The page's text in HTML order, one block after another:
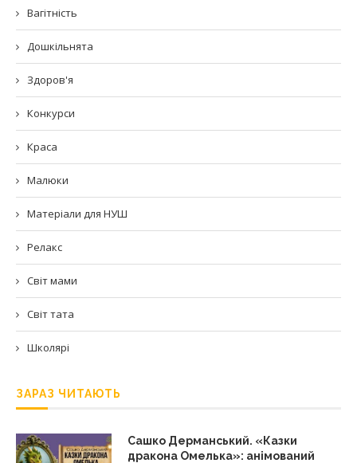
Вагітність
Дошкільнята
Здоров'я
Конкурси
Краса
Малюки
Матеріали для НУШ
Релакс
Світ мами
Світ тата
Школярі
ЗАРАЗ ЧИТАЮТЬ
Сашко Дерманський. «Казки
дракона Омелька»: анімований